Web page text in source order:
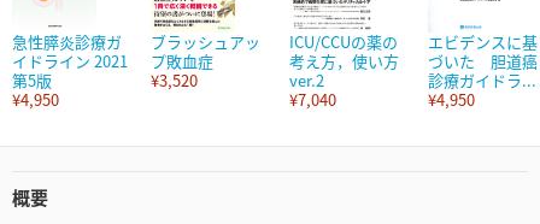
急性膵炎診療ガ
イドライン 2021
第5版
¥4,950
ブラッシュアッ
プ敗血症
¥3,520
ICU/CCUの薬の
考え方，使い方
ver.2
¥7,040
エビデンスに基
づいた 胆道癌
診療ガイドラ...
¥4,950
概要